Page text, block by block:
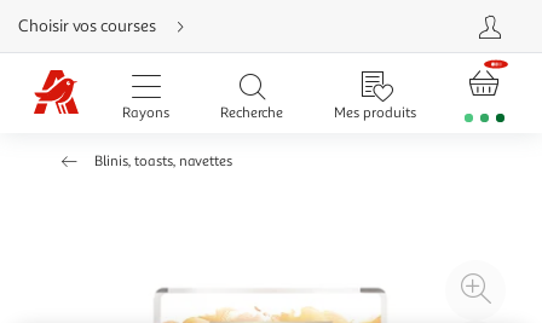
Aller
directement
au
contenu
Aller
directement
Aller
Choisir vos courses
Rayons Recherche Mes produits
Blinis, toasts, navettes